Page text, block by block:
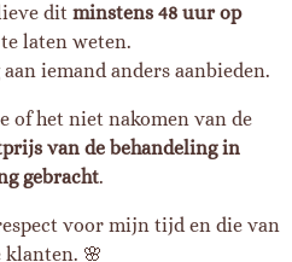
dit minstens 48 uur op
laten weten.
iemand anders aanbieden.
of het niet nakomen van de
van de behandeling in
gebracht.
voor mijn tijd en die van
klanten. 🌸